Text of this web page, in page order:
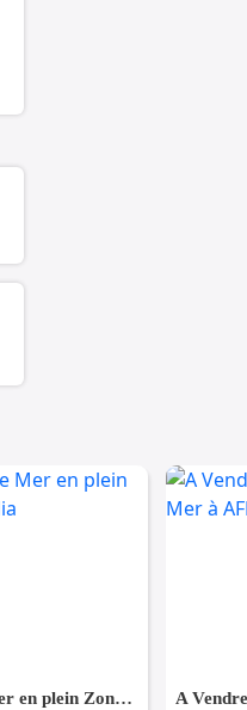
Pour Vacance s+2 Vue Mer en plein Zone Touristique Mahdia